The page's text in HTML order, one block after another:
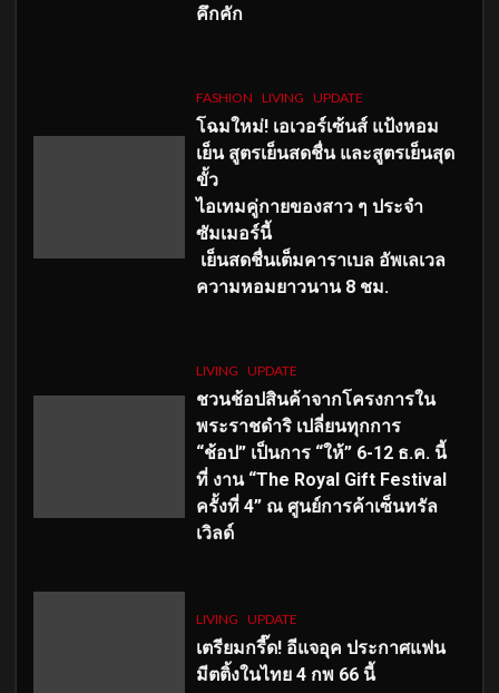
คึกคัก
FASHION LIVING UPDATE
โฉมใหม่! เอเวอร์เซ้นส์ แป้งหอม
เย็น สูตรเย็นสดชื่น และสูตรเย็นสุด
ขั้ว
ไอเทมคู่กายของสาว ๆ ประจำ
ซัมเมอร์นี้
เย็นสดชื่นเต็มคาราเบล อัพเลเวล
ความหอมยาวนาน 8 ชม.
LIVING UPDATE
ชวนช้อปสินค้าจากโครงการใน
พระราชดำริ เปลี่ยนทุกการ
“ช้อป” เป็นการ “ให้” 6-12 ธ.ค. นี้
ที่ งาน “The Royal Gift Festival
ครั้งที่ 4” ณ ศูนย์การค้าเซ็นทรัล
เวิลด์
LIVING UPDATE
เตรียมกรี๊ด! อีแจอุค ประกาศแฟน
มีตติ้งในไทย 4 กพ 66 นี้